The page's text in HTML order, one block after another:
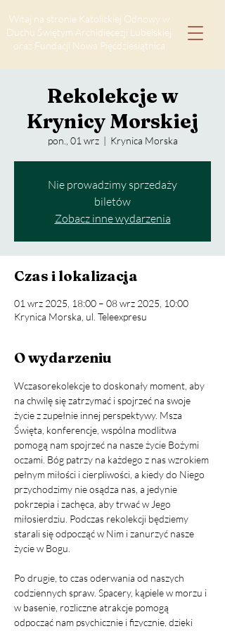
Witaj na stronie Katolickiej Odnowy w
Duchu Świętym Archidiecezji Lubelskiej
oraz Fundacji Nowa Pięćdziesiątnica
Rekolekcje w
Krynicy Morskiej
pon., 01 wrz
  |
Krynica Morska
Nie prowadzimy sprzedaży
biletów
Zobacz inne wydarzenia
Czas i lokalizacja
01 wrz 2025, 18:00 – 08 wrz 2025, 10:00
Krynica Morska, ul. Teleexpresu
O wydarzeniu
Wczasorekolekcje to doskonały moment, aby
na chwilę się zatrzymać i spojrzeć na swoje
życie z zupełnie innej perspektywy. Msza
Święta, konferencje, wspólna modlitwa
pomogą nam spojrzeć na nasze życie Bożymi
oczami. Bóg patrzy na każdego z nas wzrokiem
pełnym miłości i cierpliwości, a kiedy do Niego
przychodzimy nie osądza nas, a jedynie
pokrzepia i zachęca, aby trwać w Jego
miłosierdziu. Podczas rekolekcji będziemy
starali się odpocząć w Nim i zanurzyć nasze
życie w Bogu.
Po drugie, to czas oderwania od naszych
codziennych spraw. Spacery, kąpiele w morzu i
w basenie, rozliczne atrakcje pomogą
odpocząć nam psychicznie i fizycznie, dzięki